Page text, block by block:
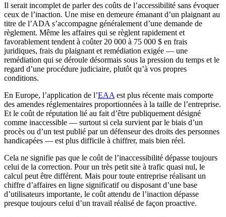
Il serait incomplet de parler des coûts de l’accessibilité sans évoquer
ceux de l’inaction. Une mise en demeure émanant d’un plaignant au
titre de l’ADA s’accompagne généralement d’une demande de
règlement. Même les affaires qui se règlent rapidement et
favorablement tendent à coûter 20 000 à 75 000 $ en frais
juridiques, frais du plaignant et remédiation exigée — une
remédiation qui se déroule désormais sous la pression du temps et le
regard d’une procédure judiciaire, plutôt qu’à vos propres
conditions.
En Europe, l’application de l’EAA est plus récente mais comporte
des amendes réglementaires proportionnées à la taille de l’entreprise.
Et le coût de réputation lié au fait d’être publiquement désigné
comme inaccessible — surtout si cela survient par le biais d’un
procès ou d’un test publié par un défenseur des droits des personnes
handicapées — est plus difficile à chiffrer, mais bien réel.
Cela ne signifie pas que le coût de l’inaccessibilité dépasse toujours
celui de la correction. Pour un très petit site à trafic quasi nul, le
calcul peut être différent. Mais pour toute entreprise réalisant un
chiffre d’affaires en ligne significatif ou disposant d’une base
d’utilisateurs importante, le coût attendu de l’inaction dépasse
presque toujours celui d’un travail réalisé de façon proactive.